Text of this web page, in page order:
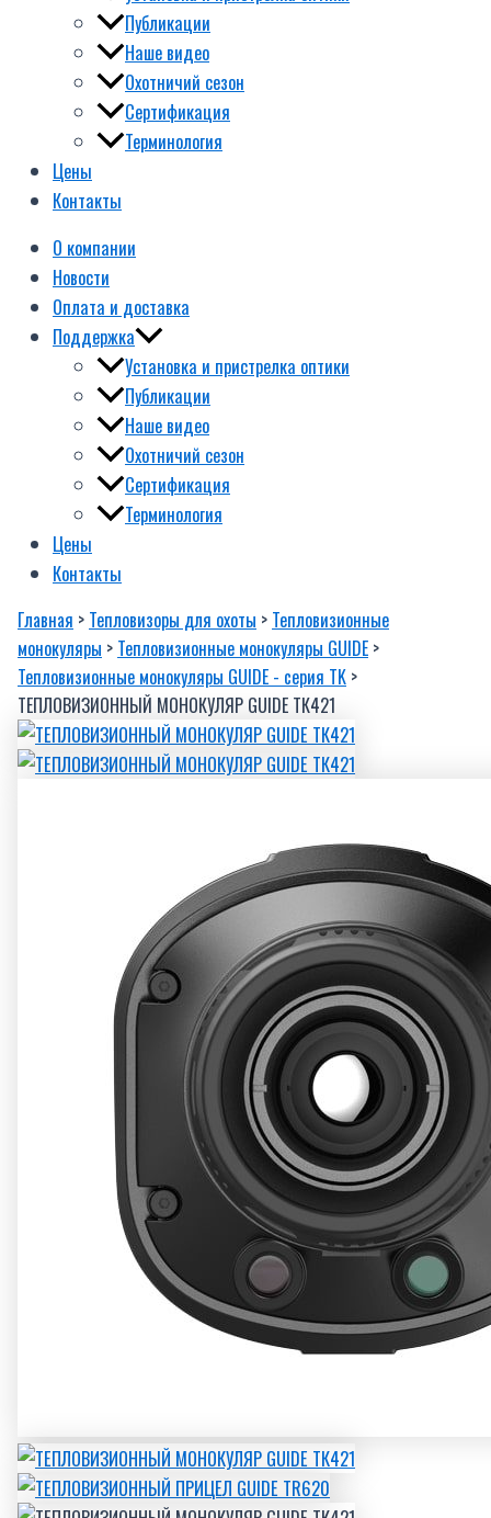
Публикации
Наше видео
Охотничий сезон
Сертификация
Терминология
Цены
Контакты
О компании
Новости
Оплата и доставка
Поддержка
Установка и пристрелка оптики
Публикации
Наше видео
Охотничий сезон
Сертификация
Терминология
Цены
Контакты
Главная > Тепловизоры для охоты > Тепловизионные
монокуляры > Тепловизионные монокуляры GUIDE >
Тепловизионные монокуляры GUIDE - серия TK >
ТЕПЛОВИЗИОННЫЙ МОНОКУЛЯР GUIDE ТК421